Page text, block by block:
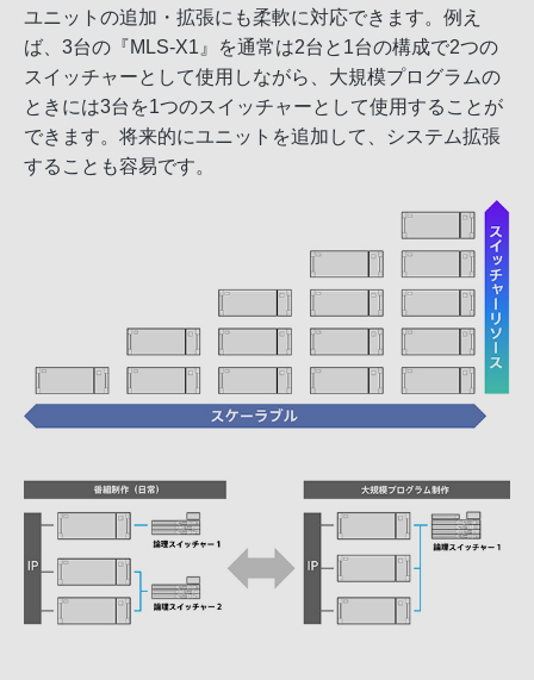
ユニットの追加・拡張にも柔軟に対応できます。例え
ば、3台の『MLS-X1』を通常は2台と1台の構成で2つの
スイッチャーとして使用しながら、大規模プログラムの
ときには3台を1つのスイッチャーとして使用することが
できます。将来的にユニットを追加して、システム拡張
することも容易です。